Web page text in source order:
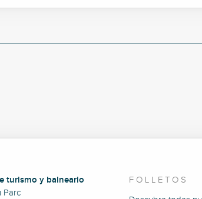
turismo y balneario
Parc
FOLLETOS